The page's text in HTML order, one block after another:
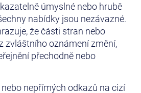
úmyslné nebo hrubě
nabídky jsou nezávazné.
že části stran nebo
zvláštního oznámení změní,
přechodně nebo
nepřímých odkazů na cizí